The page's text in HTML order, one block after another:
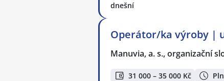
dnešní
Operátor/ka výroby |
Manuvia, a. s., organizační
31 000 – 35 000 Kč